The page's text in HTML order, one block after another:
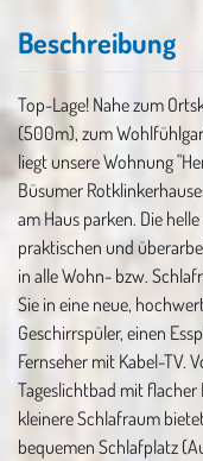
Beschreibung
Top-Lage! Nahe zum
(500m), zum
liegt unsere Wohnung
Büsumer
am Haus parken. Die
praktischen und
in alle Wohn- bzw.
Sie in eine neue,
Geschirrspüler, einen
Fernseher mit Kabel-TV.
Tageslichtbad mit flacher
kleinere Schlafraum
bequemen Schlafplatz